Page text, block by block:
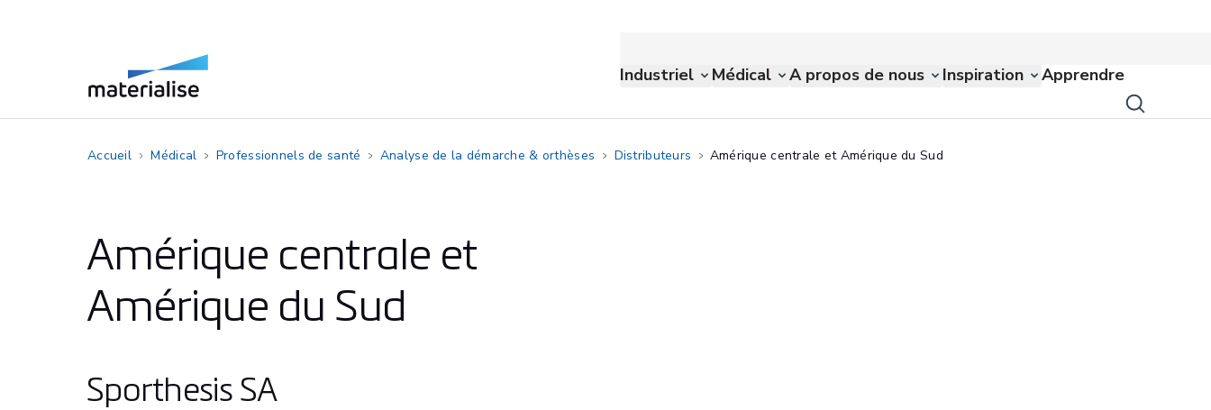
Industriel Médical A propos de nous Inspiration Apprendre
Accueil Médical Professionnels de santé Analyse de la démarche & orthèses Distributeurs Amérique centrale et Amérique du Sud
Amérique centrale et
Amérique du Sud
Sporthesis SA